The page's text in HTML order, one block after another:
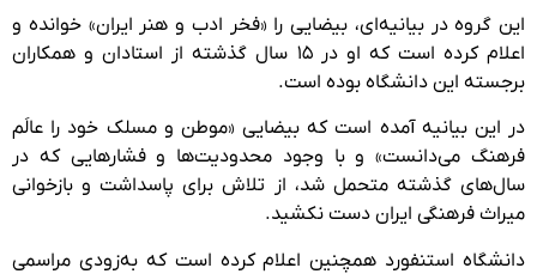
این گروه در بیانیه‌ای، بیضایی را «فخر ادب و هنر ایران» خوانده و
اعلام کرده است که او در ۱۵ سال گذشته از استادان و همکاران
برجسته این دانشگاه بوده است.
در این بیانیه آمده است که بیضایی «موطن و مسلک خود را عالَم
فرهنگ می‌دانست» و با وجود محدودیت‌ها و فشارهایی که در
سال‌های گذشته متحمل شد، از تلاش برای پاسداشت و بازخوانی
میراث فرهنگی ایران دست نکشید.
دانشگاه استنفورد همچنین اعلام کرده است که به‌زودی مراسمی